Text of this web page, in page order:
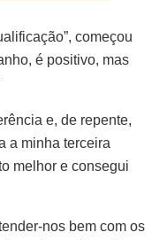
começou
é positivo, mas
e, de repente,
a minha terceira
melhor e consegui
nos bem com os